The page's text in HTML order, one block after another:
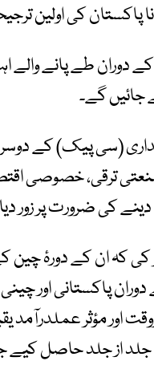
پاکستان کی اولین
دوران طے پانے والے
جائیں گے۔
(سی پیک) کے
ترقی، خصوصی
کی ضرورت پر زور
ان کے دورۂ چین کے
پاکستانی اور
اور مؤثر عملدرآمد
از جلد حاصل کیے